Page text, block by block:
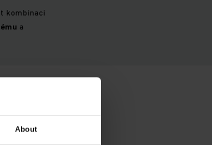
About
kombinaci
a